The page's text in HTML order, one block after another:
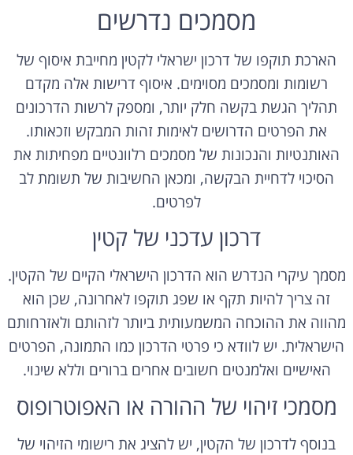
מסמכים נדרשים
הארכת תוקפו של דרכון ישראלי לקטין מחייבת איסוף של
רשומות ומסמכים מסוימים. איסוף דרישות אלה מקדם
תהליך הגשת בקשה חלק יותר, ומספק לרשות הדרכונים
את הפרטים הדרושים לאימות זהות המבקש וזכאותו.
האותנטיות והנכונות של מסמכים רלוונטיים מפחיתות את
הסיכוי לדחיית הבקשה, ומכאן החשיבות של תשומת לב
לפרטים.
דרכון עדכני של קטין
מסמך עיקרי הנדרש הוא הדרכון הישראלי הקיים של הקטין.
זה צריך להיות תקף או שפג תוקפו לאחרונה, שכן הוא
מהווה את ההוכחה המשמעותית ביותר לזהותם ולאזרחותם
הישראלית. יש לוודא כי פרטי הדרכון כמו התמונה, הפרטים
האישיים ואלמנטים חשובים אחרים ברורים וללא שינוי.
מסמכי זיהוי של ההורה או האפוטרופוס
בנוסף לדרכון של הקטין, יש להציג את רישומי הזיהוי של